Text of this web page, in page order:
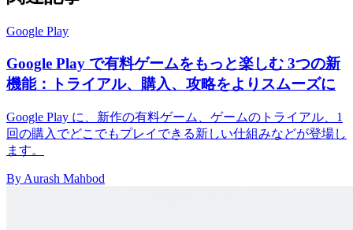
Google Play
Google Play で有料ゲームをもっと楽しむ 3つの新
機能：トライアル、購入、攻略をよりスムーズに
Google Play に、新作の有料ゲーム、ゲームのトライアル、1
回の購入でどこでもプレイできる新しい仕組みなどが登場し
ます。
By Aurash Mahbod